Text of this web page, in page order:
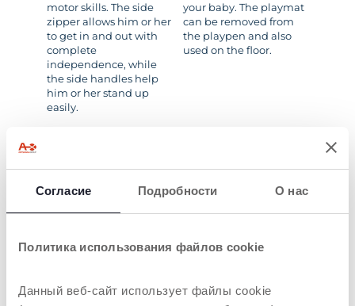
Согласие Подробности О нас
Политика использования файлов cookie
Данный веб-сайт использует файлы cookie
motor skills. The side
zipper allows him or her
to get in and out with
complete
independence, while
the side handles help
him or her stand up
easily.
your baby. The playmat
can be removed from
the playpen and also
used on the floor.
HANDLES
the four sides of the
ENCOURAGES
Open Box is designed